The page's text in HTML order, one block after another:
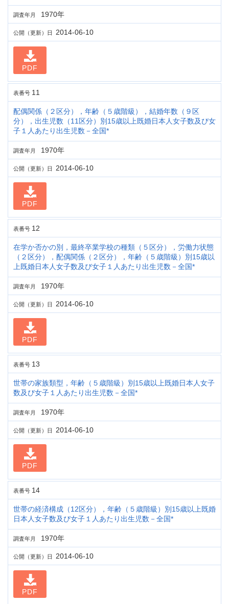
調査年月 1970年
公開（更新）日 2014-06-10
PDF
表番号 11
配偶関係（２区分），年齢（５歳階級），結婚年数（９区
分），出生児数（11区分）別15歳以上既婚日本人女子数及び女
子１人あたり出生児数－全国*
調査年月 1970年
公開（更新）日 2014-06-10
PDF
表番号 12
在学か否かの別，最終卒業学校の種類（５区分），労働力状態
（２区分），配偶関係（２区分），年齢（５歳階級）別15歳以
上既婚日本人女子数及び女子１人あたり出生児数－全国*
調査年月 1970年
公開（更新）日 2014-06-10
PDF
表番号 13
世帯の家族類型，年齢（５歳階級）別15歳以上既婚日本人女子
数及び女子１人あたり出生児数－全国*
調査年月 1970年
公開（更新）日 2014-06-10
PDF
表番号 14
世帯の経済構成（12区分），年齢（５歳階級）別15歳以上既婚
日本人女子数及び女子１人あたり出生児数－全国*
調査年月 1970年
公開（更新）日 2014-06-10
PDF